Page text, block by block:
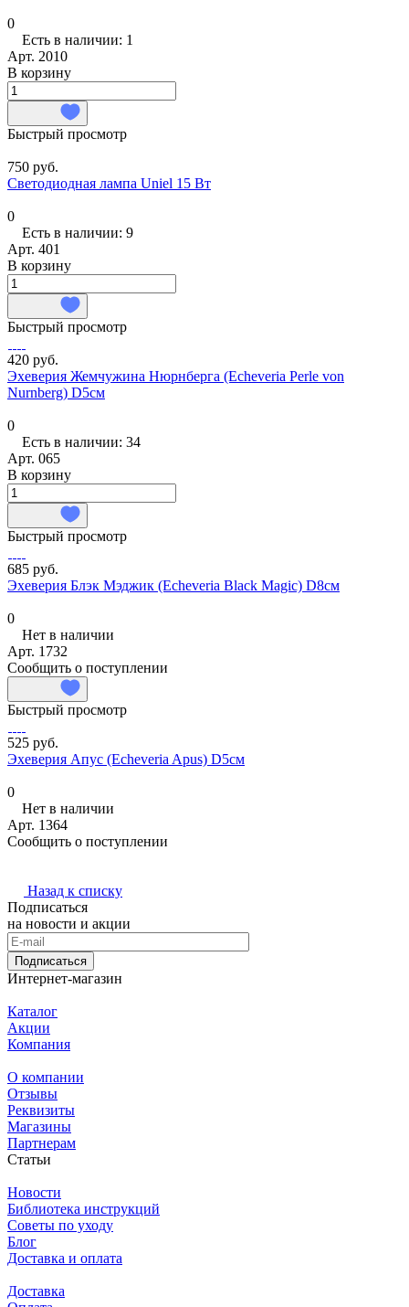
0
Есть в наличии: 1
Арт. 2010
В корзину
Быстрый просмотр
750 руб.
Светодиодная лампа Uniel 15 Вт
0
Есть в наличии: 9
Арт. 401
В корзину
Быстрый просмотр
420 руб.
Эхеверия Жемчужина Нюрнберга (Echeveria Perle von
Nurnberg) D5см
0
Есть в наличии: 34
Арт. 065
В корзину
Быстрый просмотр
685 руб.
Эхеверия Блэк Мэджик (Echeveria Black Magic) D8см
0
Нет в наличии
Арт. 1732
Сообщить о поступлении
Быстрый просмотр
525 руб.
Эхеверия Апус (Echeveria Apus) D5см
0
Нет в наличии
Арт. 1364
Сообщить о поступлении
Назад к списку
Подписаться
на новости и акции
Подписаться
Интернет-магазин
Каталог
Акции
Компания
О компании
Отзывы
Реквизиты
Магазины
Партнерам
Статьи
Новости
Библиотека инструкций
Советы по уходу
Блог
Доставка и оплата
Доставка